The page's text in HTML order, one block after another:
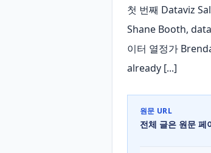
첫 번째 Dataviz
Shane Booth,
이터 열정가
already [...]
원문 URL
전체 글은 원문 페